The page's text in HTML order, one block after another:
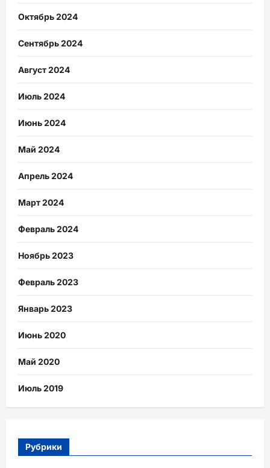
Октябрь 2024
Сентябрь 2024
Август 2024
Июль 2024
Июнь 2024
Май 2024
Апрель 2024
Март 2024
Февраль 2024
Ноябрь 2023
Февраль 2023
Январь 2023
Июнь 2020
Май 2020
Июль 2019
Рубрики